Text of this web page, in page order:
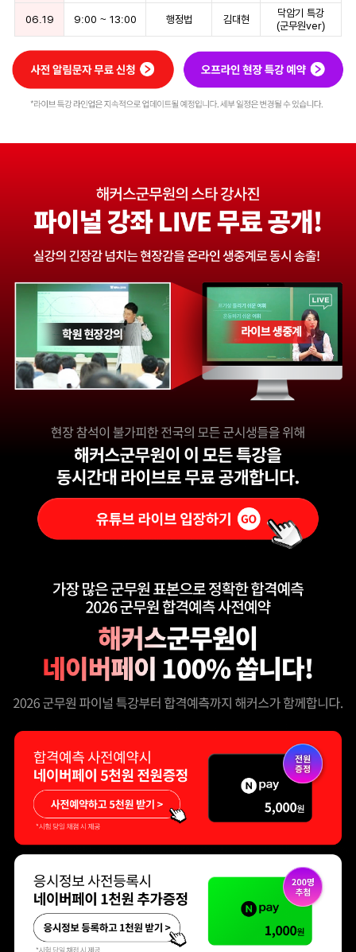
06.19 9:00 ~ 13:00 행정법 김대현
닥암기 특강
(군무원ver)